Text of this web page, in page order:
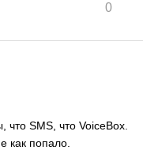
0
SMS, что VoiceBox.
как попало.